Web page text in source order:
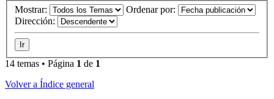
Mostrar:
Ordenar por:
Dirección:
14 temas • Página 1 de 1
Volver a Índice general